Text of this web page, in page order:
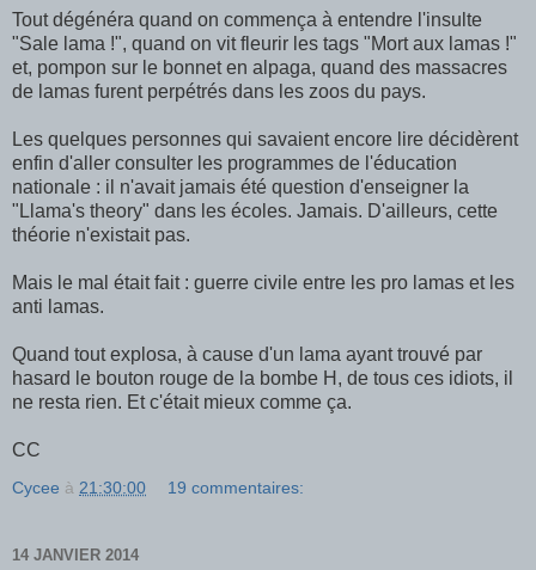
Tout dégénéra quand on commença à entendre l'insulte
"Sale lama !", quand on vit fleurir les tags "Mort aux lamas !"
et, pompon sur le bonnet en alpaga, quand des massacres
de lamas furent perpétrés dans les zoos du pays.
Les quelques personnes qui savaient encore lire décidèrent
enfin d'aller consulter les programmes de l'éducation
nationale : il n'avait jamais été question d'enseigner la
"Llama's theory" dans les écoles. Jamais. D'ailleurs, cette
théorie n'existait pas.
Mais le mal était fait : guerre civile entre les pro lamas et les
anti lamas.
Quand tout explosa, à cause d'un lama ayant trouvé par
hasard le bouton rouge de la bombe H, de tous ces idiots, il
ne resta rien. Et c'était mieux comme ça.
CC
Cycee à 21:30:00 19 commentaires:
14 JANVIER 2014